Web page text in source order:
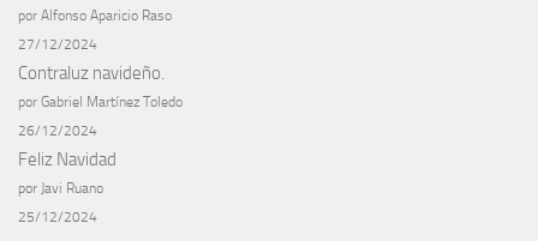
por Alfonso Aparicio Raso
27/12/2024
Contraluz navideño.
por Gabriel Martínez Toledo
26/12/2024
Feliz Navidad
por Javi Ruano
25/12/2024